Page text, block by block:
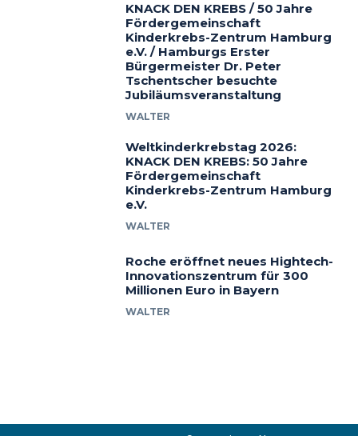
KNACK DEN KREBS / 50 Jahre
Fördergemeinschaft
Kinderkrebs-Zentrum Hamburg
e.V. / Hamburgs Erster
Bürgermeister Dr. Peter
Tschentscher besuchte
Jubiläumsveranstaltung
WALTER
Weltkinderkrebstag 2026:
KNACK DEN KREBS: 50 Jahre
Fördergemeinschaft
Kinderkrebs-Zentrum Hamburg
e.V.
WALTER
Roche eröffnet neues Hightech-
Innovationszentrum für 300
Millionen Euro in Bayern
WALTER